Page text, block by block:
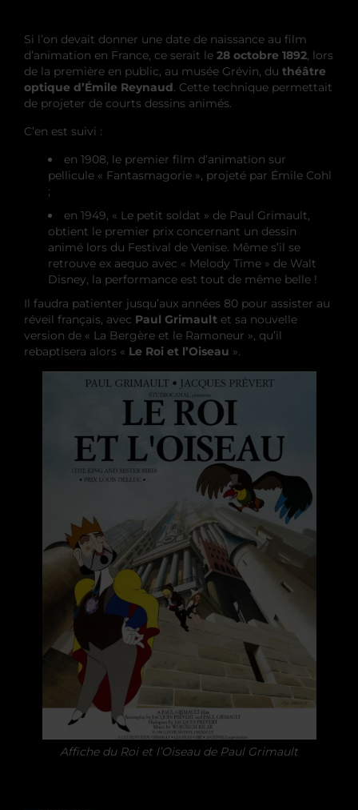
Si l’on devait donner une date de naissance au film
d’animation en France, ce serait le 28 octobre 1892, lors
de la première en public, au musée Grévin, du théâtre
optique d’Émile Reynaud. Cette technique permettait
de projeter de courts dessins animés.
C’en est suivi :
en 1908, le premier film d’animation sur
pellicule « Fantasmagorie », projeté par Émile Cohl
;
en 1949, « Le petit soldat » de Paul Grimault,
obtient le premier prix concernant un dessin
animé lors du Festival de Venise. Même s’il se
retrouve ex aequo avec « Melody Time » de Walt
Disney, la performance est tout de même belle !
Il faudra patienter jusqu’aux années 80 pour assister au
réveil français, avec Paul Grimault et sa nouvelle
version de « La Bergère et le Ramoneur », qu’il
rebaptisera alors « Le Roi et l’Oiseau ».
Affiche du Roi et l’Oiseau de Paul Grimault